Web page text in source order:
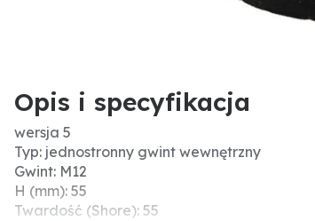
Opis i specyfikacja
wersja 5
Typ: jednostronny gwint wewnętrzny
Gwint: M12
H (mm): 55
Twardość (Shore): 55